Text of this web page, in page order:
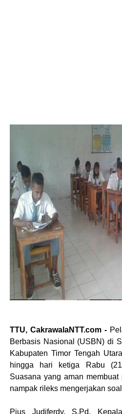
TTU, CakrawalaNTT.com -
Berbasis Nasional (USBN) di
Kabupaten Timor Tengah
hingga hari ketiga Rabu
Suasana yang aman
nampak rileks mengerjakan
Pius Judiferdy, S.Pd,